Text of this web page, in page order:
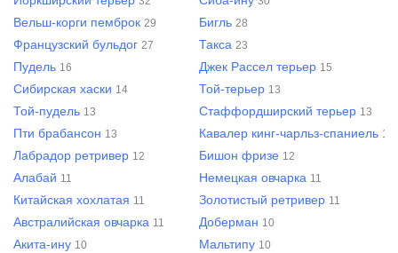
Вельш-корги пемброк 29 Бигль 28
Французский бульдог 27 Такса 23
Пудель 16 Джек Рассел терьер 15
Сибирская хаски 14 Той-терьер 13
Той-пудель 13 Стаффордширский терьер 13
Пти брабансон 13 Кавалер кинг-чарльз-спаниель 13
Лабрадор ретривер 12 Бишон фризе 12
Алабай 11 Немецкая овчарка 11
Китайская хохлатая 11 Золотистый ретривер 11
Австралийская овчарка 11 Доберман 10
Акита-ину 10 Мальтипу 10